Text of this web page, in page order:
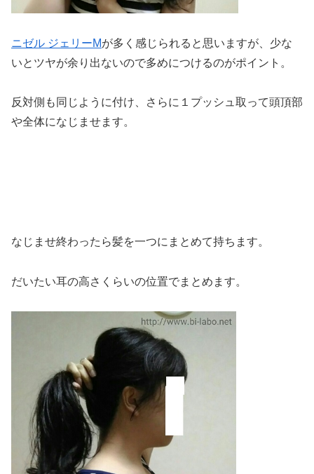
ニゼル ジェリーMが多く感じられると思いますが、少な
いとツヤが余り出ないので多めにつけるのがポイント。
反対側も同じように付け、さらに１プッシュ取って頭頂部
や全体になじませます。
なじませ終わったら髪を一つにまとめて持ちます。
だいたい耳の高さくらいの位置でまとめます。